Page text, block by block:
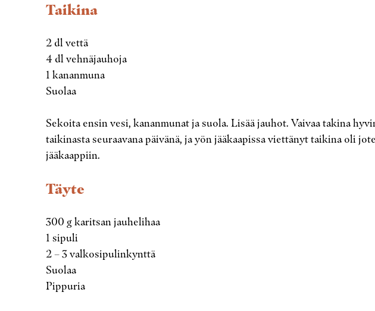
Taikina
2 dl vettä
4 dl vehnäjauhoja
1 kananmuna
Suolaa
Sekoita ensin vesi, kananmunat ja suola. Lisää jauhot. Vaivaa takina
taikinasta seuraavana päivänä, ja yön jääkaapissa viettänyt taikina oli
jääkaappiin.
Täyte
300 g karitsan jauhelihaa
1 sipuli
2 – 3 valkosipulinkynttä
Suolaa
Pippuria